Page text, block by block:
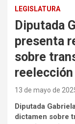
LEGISLATURA
Diputada
presenta
sobre
13 de mayo de
Diputada
dictamen sobre